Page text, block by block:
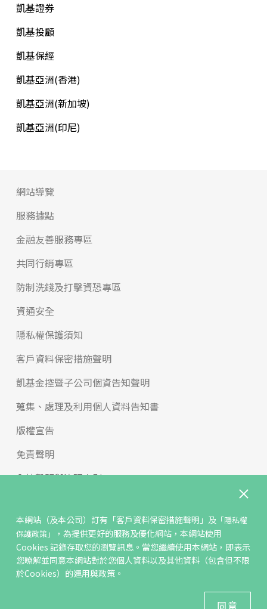
本網站（及本公司）訂有 「客戶資料保密措施聲明」 及「隱私權
保護政策」
，為提供更好的服務及優化網站，本網站使用
Cookies 記錄存取您的瀏覽訊息。當您繼續使用本網站，即表示
您暸解並同意本網站對於您個人資料以及其他資料（包含但不限
於Cookies）的運用與政策。
同意
凱基證券
凱基投顧
凱基保經
凱基亞洲(香港)
凱基亞洲(新加坡)
凱基亞洲(印尼)
網站導覽
服務據點
金融友善服務專區
共同行銷專區
防制洗錢及打擊資恐專區
資通安全
隱私權保護須知
客戶資料保密措施聲明
凱基金控暨子公司個資告知聲明
蒐集、處理及利用個人資料告知書
版權宣告
免責聲明
內控聲明與治理守則
反詐騙專區
年輕族群學習專區